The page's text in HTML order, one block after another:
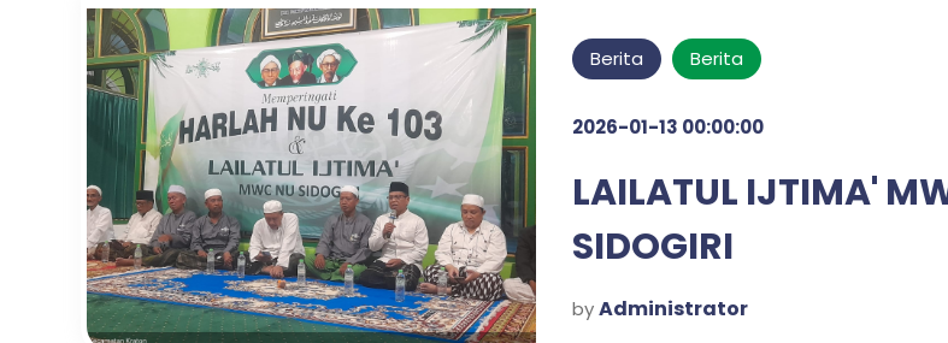
Berita Berita
2026-01-13 00:00:00
LAILATUL IJTIMA'
SIDOGIRI
by Administrator